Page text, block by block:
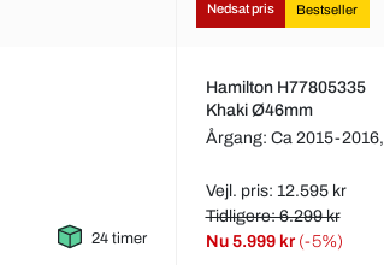
24 timer
Nedsat pris Bestseller
Hamilton H77805335
Khaki Ø46mm
Årgang: Ca 2015-2016,
Vejl. pris: 12.595 kr
Tidligere: 6.299 kr
Nu5.999 kr (-5%)